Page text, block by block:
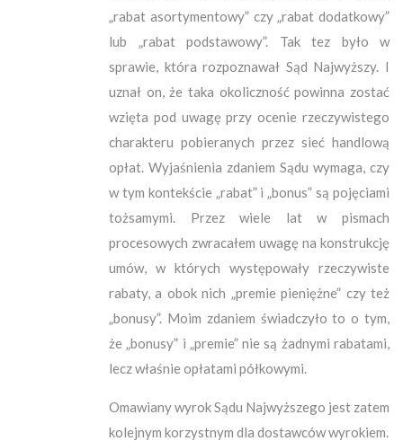
„rabat asortymentowy” czy „rabat dodatkowy”
lub „rabat podstawowy”. Tak tez było w
sprawie, która rozpoznawał Sąd Najwyższy. I
uznał on, że taka okoliczność powinna zostać
wzięta pod uwagę przy ocenie rzeczywistego
charakteru pobieranych przez sieć handlową
opłat. Wyjaśnienia zdaniem Sądu wymaga, czy
w tym kontekście „rabat” i „bonus” są pojęciami
tożsamymi. Przez wiele lat w pismach
procesowych zwracałem uwagę na konstrukcję
umów, w których występowały rzeczywiste
rabaty, a obok nich „premie pieniężne” czy też
„bonusy”. Moim zdaniem świadczyło to o tym,
że „bonusy” i „premie” nie są żadnymi rabatami,
lecz właśnie opłatami półkowymi.
Omawiany wyrok Sądu Najwyższego jest zatem
kolejnym korzystnym dla dostawców wyrokiem.